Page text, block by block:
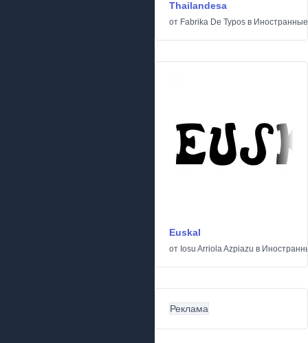
Thailandesa
от Fabrika De Typos в Иностранные
Euskal
от Iosu Arriola Azpiazu в
Реклама